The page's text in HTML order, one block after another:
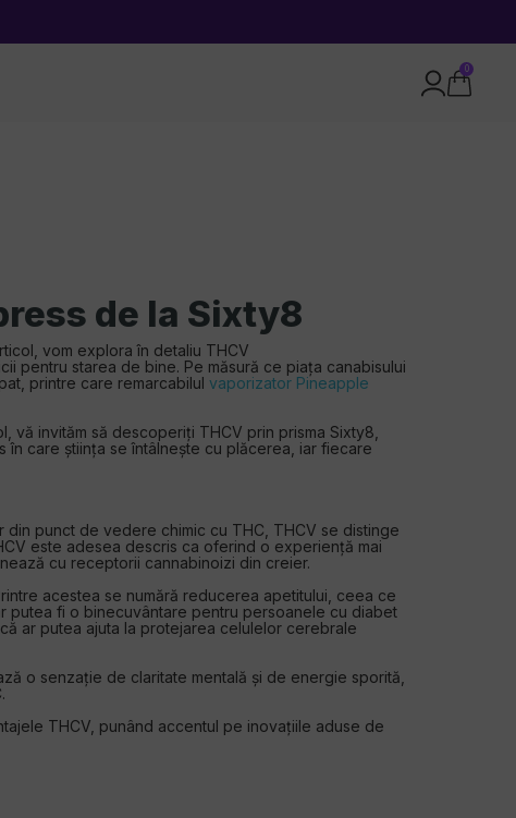
0
de la Sixty8
vom explora în detaliu THCV
pentru starea de bine. Pe măsură ce piața canabisului
printre care remarcabilul vaporizator Pineapple
invităm să descoperiți THCV prin prisma Sixty8,
care știința se întâlnește cu plăcerea, iar fiecare
din punct de vedere chimic cu THC, THCV se distinge
este adesea descris ca oferind o experiență mai
cu receptorii cannabinoizi din creier.
acestea se numără reducerea apetitului, ceea ce
putea fi o binecuvântare pentru persoanele cu diabet
ar putea ajuta la protejarea celulelor cerebrale
o senzație de claritate mentală și de energie sporită,
THCV, punând accentul pe inovațiile aduse de